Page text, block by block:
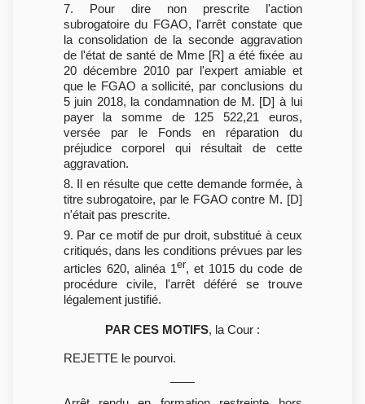
7. Pour dire non prescrite l'action
subrogatoire du FGAO, l'arrêt constate que
la consolidation de la seconde aggravation
de l'état de santé de Mme [R] a été fixée au
20 décembre 2010 par l'expert amiable et
que le FGAO a sollicité, par conclusions du
5 juin 2018, la condamnation de M. [D] à lui
payer la somme de 125 522,21 euros,
versée par le Fonds en réparation du
préjudice corporel qui résultait de cette
aggravation.
8. Il en résulte que cette demande formée, à
titre subrogatoire, par le FGAO contre M. [D]
n'était pas prescrite.
9. Par ce motif de pur droit, substitué à ceux
critiqués, dans les conditions prévues par les
articles 620, alinéa 1er, et 1015 du code de
procédure civile, l'arrêt déféré se trouve
légalement justifié.
PAR CES MOTIFS, la Cour :
REJETTE le pourvoi.